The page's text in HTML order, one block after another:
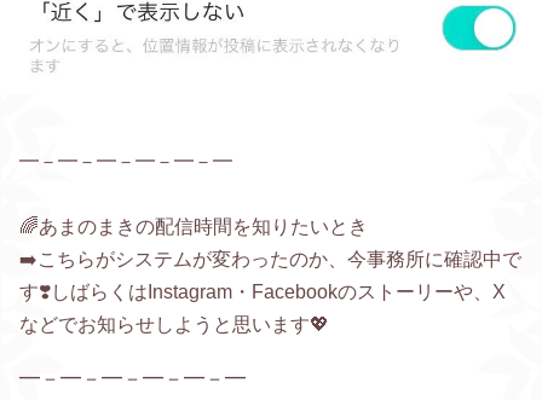
━－━－━－━－━－━
🌈あまのまきの配信時間を知りたいとき
➡️こちらがシステムが変わったのか、今事務所に確認中で
す❣️しばらくはInstagram・Facebookのストーリーや、X
などでお知らせしようと思います💖
━－━－━－━－━－━